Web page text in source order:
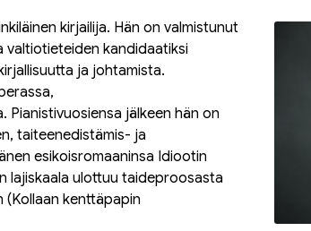
kirjailija. Hän on valmistunut
valtiotieteiden kandidaatiksi
ja johtamista.
Pianistivuosiensa jälkeen hän on
taiteenedistämis- ja
esikoisromaaninsa Idiootin
lajiskaala ulottuu taideproosasta
(Kollaan kenttäpapin